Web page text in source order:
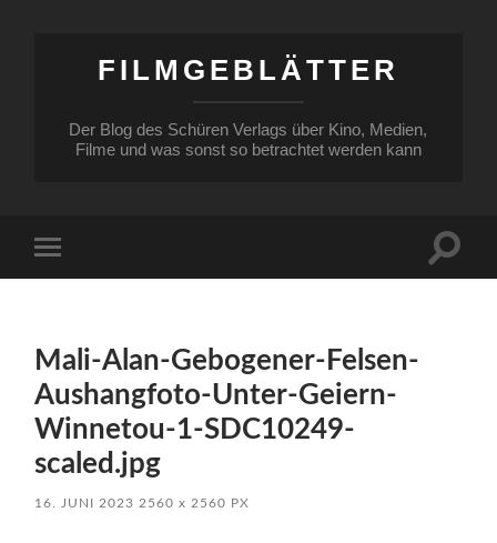
FILMGEBLÄTTER
Der Blog des Schüren Verlags über Kino, Medien,
Filme und was sonst so betrachtet werden kann
Menü
Mali-Alan-Gebogener-Felsen-
Aushangfoto-Unter-Geiern-
Winnetou-1-SDC10249-
scaled.jpg
16. JUNI 2023 2560x 2560 PX